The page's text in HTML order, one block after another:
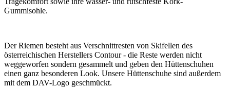
Gummisohle.
Der Riemen besteht aus Verschnittresten von Skifellen des
österreichischen Herstellers Contour - die Reste werden nicht
weggeworfen sondern gesammelt und geben den Hüttenschuhen
einen ganz besonderen Look. Unsere Hüttenschuhe sind außerdem
mit dem DAV-Logo geschmückt.